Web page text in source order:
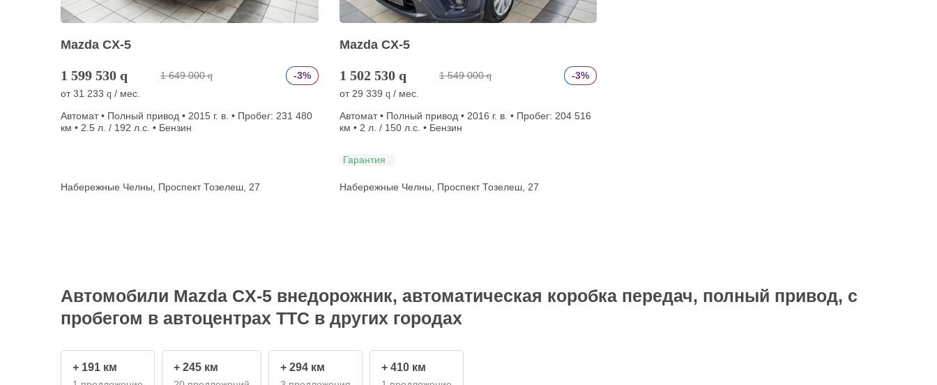
Mazda CX-5
1 599 530 q 1 649 000 q
-3%
от31 233 q / мес.
Автомат • Полный привод • 2015 г. в. • Пробег: 231 480
км • 2.5 л. / 192 л.с. • Бензин
Набережные Челны, Проспект Тозелеш, 27
Mazda CX-5
1 502 530 q 1 549 000 q
-3%
от 29 339 q / мес.
Автомат • Полный привод • 2016 г. в. • Пробег: 204 516
км • 2 л. / 150 л.с. • Бензин
Гарантия
Набережные Челны, Проспект Тозелеш, 27
Автомобили Mazda CX-5 внедорожник, автоматическая коробка передач, полный привод, с
пробегом в автоцентрах ТТС в других городах
+ 191 км + 245 км + 294 км + 410 км